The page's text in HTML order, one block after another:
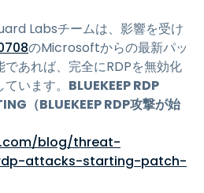
Labsチームは、影響を受け
のMicrosoftからの最新パッ
あれば、完全にRDPを無効化
います。 BLUEKEEP RDP
（BLUEKEEP RDP攻撃が始
blog/threat-
attacks-starting-patch-